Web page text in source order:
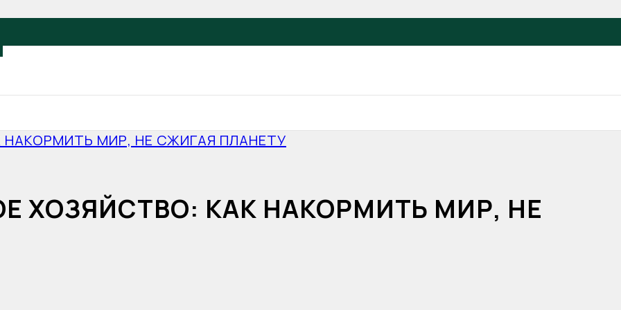
МИР, НЕ СЖИГАЯ ПЛАНЕТУ
ХОЗЯЙСТВО: КАК НАКОРМИТЬ МИР, НЕ